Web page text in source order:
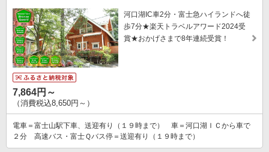
河口湖IC車2分・富士急ハイランドへ徒
歩7分★楽天トラベルアワード2024受
賞★おかげさまで8年連続受賞！
7,864円～
（消費税込8,650円～）
電車＝富士山駅下車、送迎有り（１９時まで） 車＝河口湖ＩＣから車で
２分 高速バス・富士Ｑバス停＝送迎有り（１９時まで）